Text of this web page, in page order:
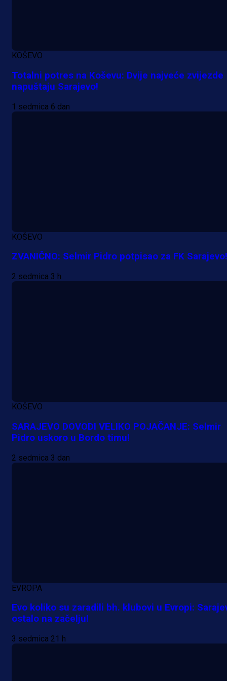
Grbavica se prisjetila Izeta
Manijaci razvili posebnu parolu!
A Selekcija
KOŠEVO
Totalni potres na Koševu: Dvije najveće zvijezde
napuštaju Sarajevo!
1 sedmica 6 dan
KOŠEVO
ZVANIČNO: Selmir Pidro potpisao za FK Sarajevo!
2 sedmica 3 h
KOŠEVO
SARAJEVO DOVODI VELIKO POJAČANJE: Selmir
Pidro uskoro u Bordo timu!
2 sedmica 3 dan
EVROPA
Evo koliko su zaradili bh. klubovi u Evropi:
ostalo na začelju!
3 sedmica 21 h